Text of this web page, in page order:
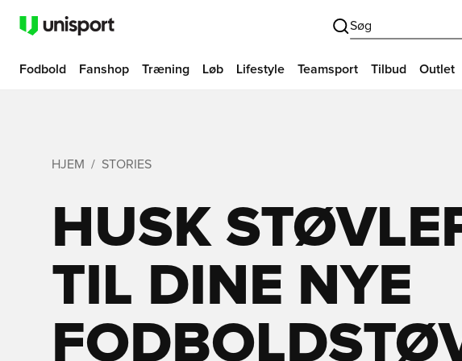
Søg
Fodbold Fanshop Træning Løb Lifestyle Teamsport Tilbud Outlet
HJEM STORIES
HUSK
TIL DINE NYE